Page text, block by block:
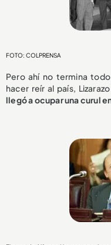
FOTO: COLPRENSA
Pero ahí no termina
hacer reír al país, Lizarazo
llegó a ocupar una curul